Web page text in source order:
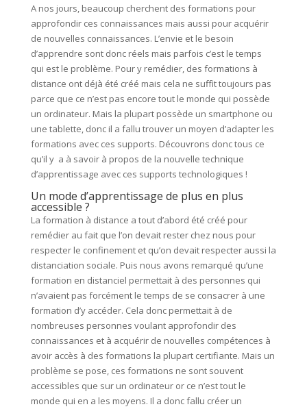
A nos jours, beaucoup cherchent des formations pour
approfondir ces connaissances mais aussi pour acquérir
de nouvelles connaissances. L’envie et le besoin
d’apprendre sont donc réels mais parfois c’est le temps
qui est le problème. Pour y remédier, des formations à
distance ont déjà été créé mais cela ne suffit toujours pas
parce que ce n’est pas encore tout le monde qui possède
un ordinateur. Mais la plupart possède un smartphone ou
une tablette, donc il a fallu trouver un moyen d’adapter les
formations avec ces supports. Découvrons donc tous ce
qu’il y a à savoir à propos de la nouvelle technique
d’apprentissage avec ces supports technologiques !
Un mode d’apprentissage de plus en plus
accessible ?
La formation à distance a tout d’abord été créé pour
remédier au fait que l’on devait rester chez nous pour
respecter le confinement et qu’on devait respecter aussi la
distanciation sociale. Puis nous avons remarqué qu’une
formation en distanciel permettait à des personnes qui
n’avaient pas forcément le temps de se consacrer à une
formation d’y accéder. Cela donc permettait à de
nombreuses personnes voulant approfondir des
connaissances et à acquérir de nouvelles compétences à
avoir accès à des formations la plupart certifiante. Mais un
problème se pose, ces formations ne sont souvent
accessibles que sur un ordinateur or ce n’est tout le
monde qui en a les moyens. Il a donc fallu créer un